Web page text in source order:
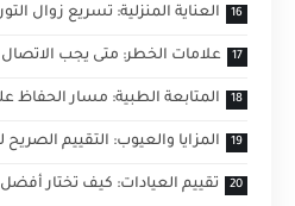
العناية المنزلية: تسريع زوال
علامات الخطر: متى يجب الاتصال
المتابعة الطبية: مسار الحفاظ
المزايا والعيوب: التقييم
تقييم العيادات: كيف تختار